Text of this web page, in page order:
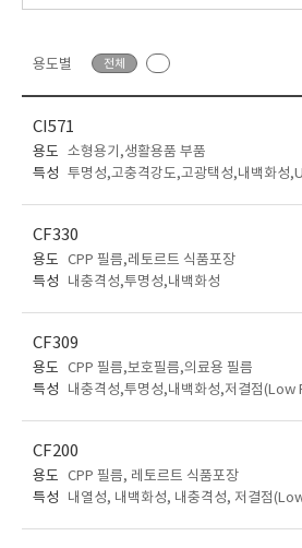
용도별 전체
CI571
용도 소형용기,생활용품 부품
특성 투명성,고충격강도,고광택성,내백화성
CF330
용도 CPP 필름,레토르트 식품포장
특성
내충격성,투명성,내백화성
CF309
용도 CPP 필름,보호필름,의료용 필름
특성
내충격성,투명성,내백화성,저결점(Low
CF200
용도 CPP 필름, 레토르트 식품포장
특성
내열성, 내백화성, 내충격성, 저결점